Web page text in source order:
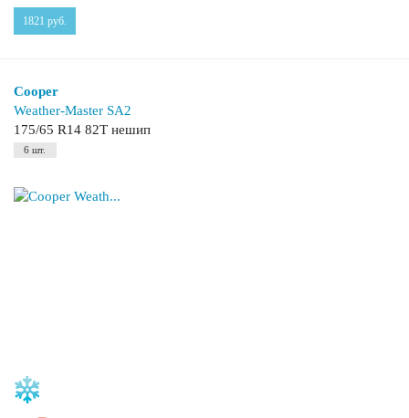
1821 руб.
Cooper
Weather-Master SA2
175/65 R14 82T нешип
6 шт.